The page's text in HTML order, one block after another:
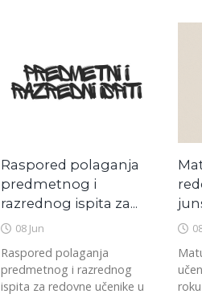
Raspored polaganja
predmetnog i
razrednog ispita za...
08 Jun
Raspored polaganja
predmetnog i razrednog
ispita za redovne učenike u